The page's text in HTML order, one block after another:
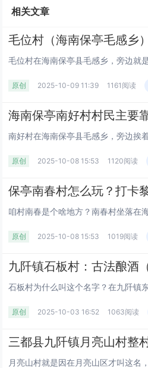
相关文章
原创 2025-10-09 11:39 1161阅读
原创 2025-10-08 15:53 1120阅读
原创 2025-10-08 15:53 1019阅读
原创 2025-10-03 16:52 1063阅读